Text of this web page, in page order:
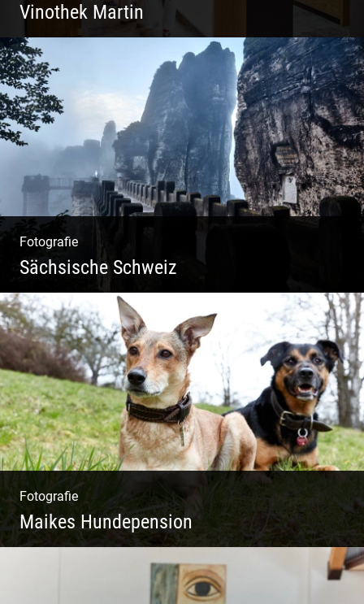
Vinothek Martin
Shooting Vinothek und Ferienwohnung
Fotografie
Sächsische Schweiz
Morgendliche Mystik im Elbsandsteingebirge
Fotografie
Maikes Hundepension
Tierisch lebendiges Shooting